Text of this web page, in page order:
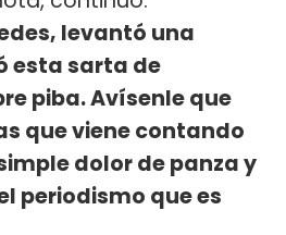
levantó una
esta sarta de
piba. Avísenle que
que viene contando
dolor de panza y
periodismo que es